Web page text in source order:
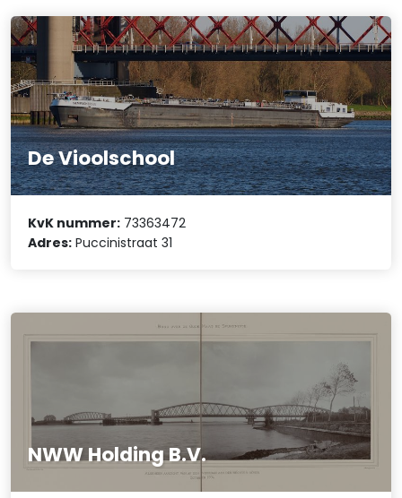
De Vioolschool
KvK nummer: 73363472
Adres: Puccinistraat 31
NWW Holding B.V.